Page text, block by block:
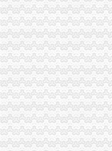
北碚区消委会积履责工作成效
高新园局怎么注册一般纳税
巫山局积开展五项检查优化“
渝中局在我市怎么注册一般
经开区局一般纳税人注册流程